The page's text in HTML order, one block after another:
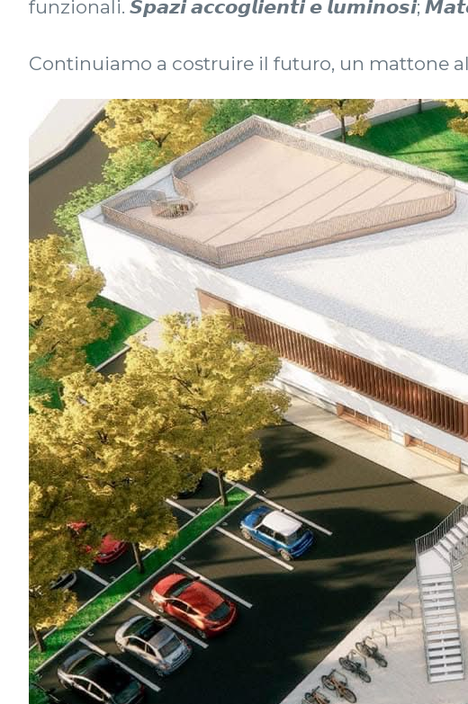
funzionali. 𝙎𝙥𝙖𝙯𝙞 𝙖𝙘𝙘𝙤𝙜𝙡𝙞𝙚𝙣𝙩𝙞 𝙚 𝙡𝙪𝙢𝙞𝙣𝙤𝙨𝙞;
Continuiamo a costruire il futuro, un mattone